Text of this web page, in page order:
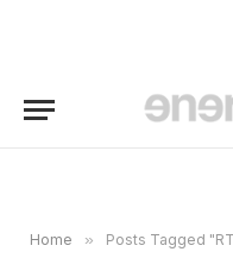
Home » Posts Tagged